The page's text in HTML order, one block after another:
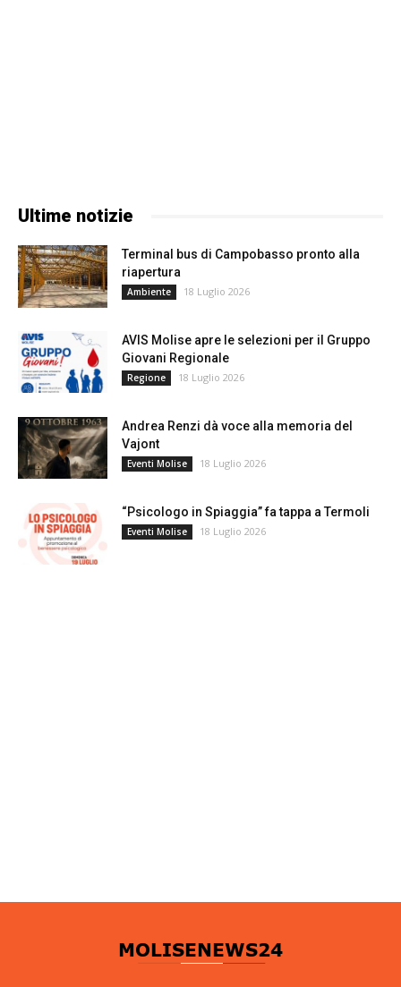
Ultime notizie
Terminal bus di Campobasso pronto alla
riapertura
Ambiente 18 Luglio 2026
AVIS Molise apre le selezioni per il Gruppo
Giovani Regionale
Regione 18 Luglio 2026
Andrea Renzi dà voce alla memoria del
Vajont
Eventi Molise 18 Luglio 2026
“Psicologo in Spiaggia” fa tappa a Termoli
Eventi Molise 18 Luglio 2026